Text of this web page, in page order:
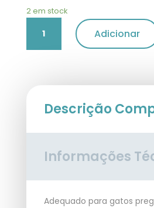
2 em stock
Quantidade
Arranhador
Adicionar
Descrição
Informações
Adequado para gatos